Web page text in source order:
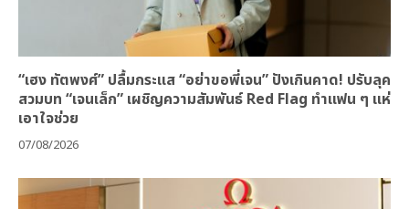
“เฮง ทัตพงศ์” ปลื้มกระแส “อย่าขอพี่เจน” ปังเกินคาด! ปรับลุค
สวมบท “เจนเล็ก” เผชิญความสัมพันธ์ Red Flag ทำแฟน ๆ แห่
เอาใจช่วย
07/08/2026